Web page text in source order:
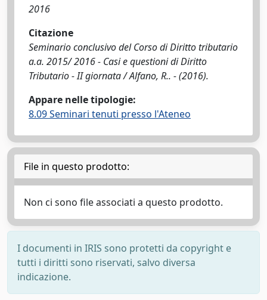
2016
Citazione
Seminario conclusivo del Corso di Diritto tributario
a.a. 2015/ 2016 - Casi e questioni di Diritto
Tributario - II giornata / Alfano, R.. - (2016).
Appare nelle tipologie:
8.09 Seminari tenuti presso l'Ateneo
File in questo prodotto:
Non ci sono file associati a questo prodotto.
I documenti in IRIS sono protetti da copyright e
tutti i diritti sono riservati, salvo diversa
indicazione.